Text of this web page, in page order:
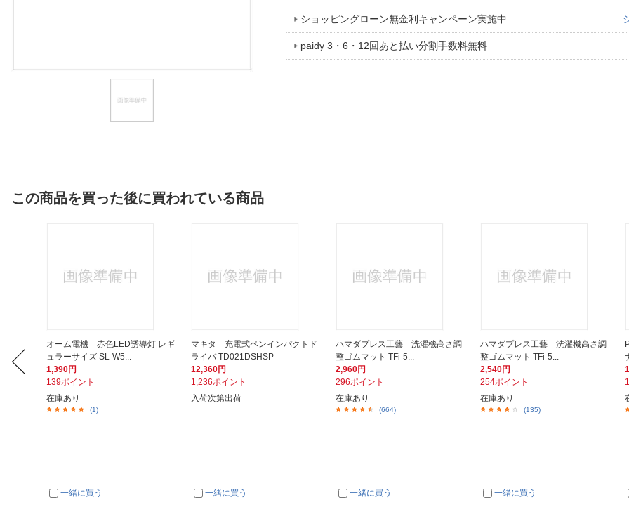
ショッピングローン無金利キャンペーン実施中
paidy 3・6・12回あと払い分割手数料無料
この商品を買った後に買われている商品
オーム電機 赤色LED誘導灯 レギ
ュラーサイズ SL-W5...
1,390円
139ポイント
在庫あり
(1)
一緒に買う
マキタ 充電式ペンインパクトド
ライバ TD021DSHSP
12,360円
1,236ポイント
入荷次第出荷
一緒に買う
ハマダプレス工藝 洗濯機高さ調
整ゴムマット TFi-5...
2,960円
296ポイント
在庫あり
(664)
一緒に買う
ハマダプレス工藝 洗濯機高さ調
整ゴムマット TFi-5...
2,540円
254ポイント
在庫あり
(135)
一緒に買う